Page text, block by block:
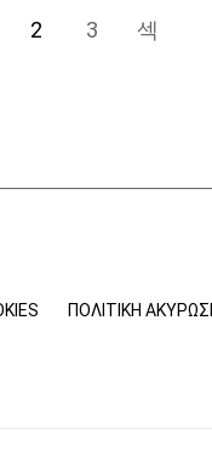
2 3
ΠΟΛΙΤΙΚΉ